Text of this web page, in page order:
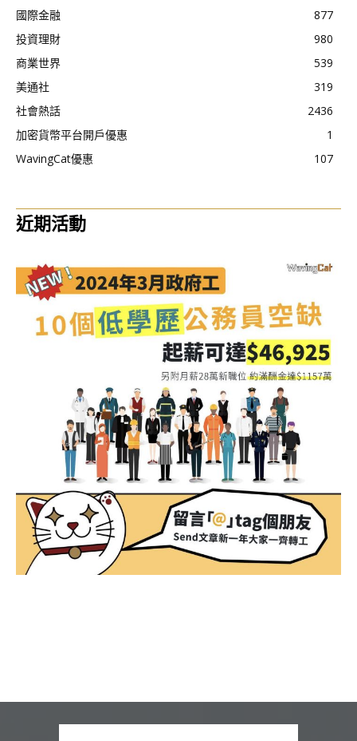
國際金融
877
投資理財
980
商業世界
539
美通社
319
社會熱話
2436
加密貨幣平台開戶優惠
1
WavingCat優惠
107
近期活動